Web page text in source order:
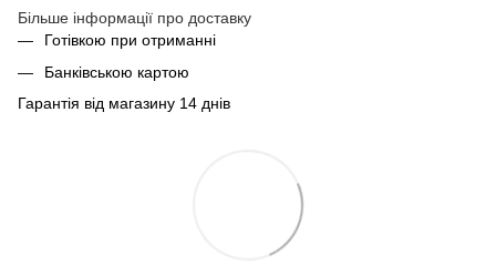
Більше інформації про доставку
Готівкою при отриманні
Банківською картою
Гарантія від магазину 14 днів